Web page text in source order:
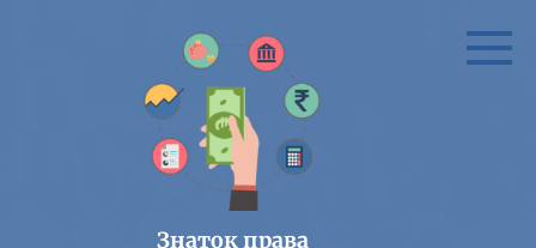
Знаток права